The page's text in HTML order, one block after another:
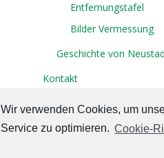
Wir verwenden Cookies, um
Service zu optimieren. Cookie-
Entfernungstafel
Bilder Vermessung
Geschichte von
Kontakt
Impressum/Datenschutz